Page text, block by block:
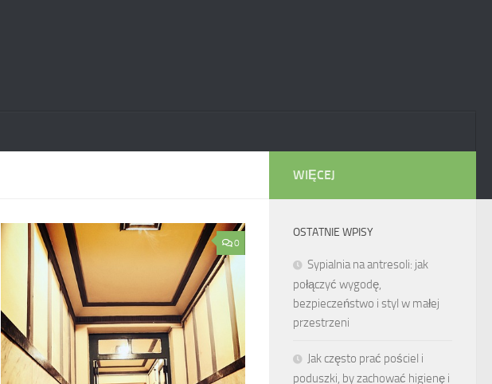
0
WIĘCEJ
OSTATNIE WPISY
Sypialnia na antresoli: jak
połączyć wygodę,
bezpieczeństwo i styl w małej
przestrzeni
Jak często prać pościel i
poduszki, by zachować higienę i